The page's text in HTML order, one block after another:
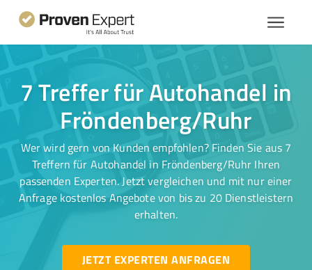
7 Treffer für Autohandel in
Fröndenberg/Ruhr
Wer wird gern von Kunden empfohlen? Finden Sie aus 7
Treffern für Autohandel in Fröndenberg/Ruhr Ihren
passenden Experten. Jetzt vergleichen und mit nur einer
Anfrage kostenlos Angebote von bis zu 20 Dienstleistern
erhalten.
JETZT EXPERTEN ANFRAGEN